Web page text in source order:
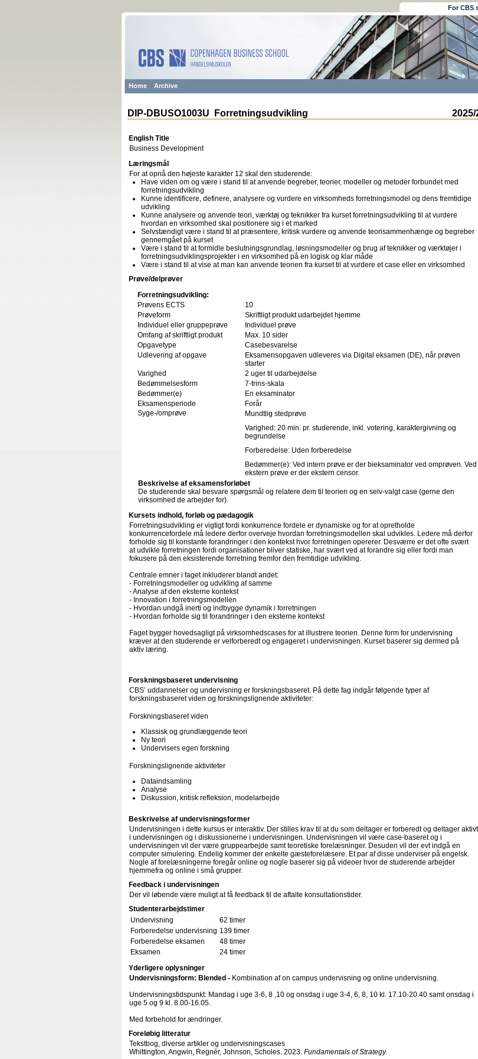
For CBS
Home Archive
2025/
DIP-DBUSO1003U Forretningsudvikling
English Title
Business Development
Læringsmål
For at opnå den højeste karakter 12 skal den studerende:
Have viden om og være i stand til at anvende begreber, teorier, modeller og metoder forbundet med
forretningsudvikling
Kunne identificere, definere, analysere og vurdere en virksomheds forretningsmodel og dens fremtidige
udvikling
Kunne analysere og anvende teori, værktøj og teknikker fra kurset forretningsudvikling til at vurdere
hvordan en virksomhed skal positionere sig i et marked
Selvstændigt være i stand til at præsentere, kritisk vurdere og anvende teorisammenhænge og begreber
gennemgået på kurset
Være i stand til at formidle beslutningsgrundlag, løsningsmodeller og brug af teknikker og værktøjer i
forretningsudviklingsprojekter i en virksomhed på en logisk og klar måde
Være i stand til at vise at man kan anvende teorien fra kurset til at vurdere et case eller en virksomhed
Prøve/delprøver
Forretningsudvikling:
Prøvens ECTS
10
Prøveform
Skriftligt produkt udarbejdet hjemme
Individuel eller gruppeprøve
Individuel prøve
Omfang af skriftligt produkt
Max. 10 sider
Opgavetype
Casebesvarelse
Udlevering af opgave
Eksamensopgaven udleveres via Digital eksamen (DE), når prøven
starter
Varighed
2 uger til udarbejdelse
Bedømmelsesform
7-trins-skala
Bedømmer(e)
En eksaminator
Eksamensperiode
Forår
Syge-/omprøve
Mundtlig stedprøve
Varighed: 20 min. pr. studerende, inkl. votering, karaktergivning og
begrundelse
Forberedelse: Uden forberedelse
Bedømmer(e): Ved intern prøve er der bieksaminator ved omprøven. Ved
ekstern prøve er der ekstern censor.
Beskrivelse af eksamensforløbet
De studerende skal besvare spørgsmål og relatere dem til teorien og en selv-valgt case (gerne den
virksomhed de arbejder for).
Kursets indhold, forløb og pædagogik
Forretningsudvikling er vigtigt fordi konkurrence fordele er dynamiske og for at opretholde
konkurrencefordele må ledere derfor overveje hvordan forretningsmodellen skal udvikles. Ledere må derfor
forholde sig til konstante forandringer i den kontekst hvor forretningen opererer. Desværre er det ofte svært
at udvikle forretningen fordi organisationer bliver statiske, har svært ved at forandre sig eller fordi man
fokusere på den eksisterende forretning fremfor den fremtidige udvikling.
Centrale emner i faget inkluderer blandt andet:
- Forretningsmodeller og udvikling af samme
- Analyse af den eksterne kontekst
- Innovation i forretningsmodellen
- Hvordan undgå inerti og indbygge dynamik i forretningen
- Hvordan forholde sig til forandringer i den eksterne kontekst
Faget bygger hovedsagligt på virksomhedscases for at illustrere teorien. Denne form for undervisning
kræver at den studerende er velforberedt og engageret i undervisningen. Kurset baserer sig dermed på
aktiv læring.
Forskningsbaseret undervisning
CBS’ uddannelser og undervisning er forskningsbaseret. På dette fag indgår følgende typer af
forskningsbaseret viden og forskningslignende aktiviteter:
Forskningsbaseret viden
Klassisk og grundlæggende teori
Ny teori
Undervisers egen forskning
Forskningslignende aktiviteter
Dataindsamling
Analyse
Diskussion, kritisk refleksion, modelarbejde
Beskrivelse af undervisningsformer
Undervisningen i dette kursus er interaktiv. Der stilles krav til at du som deltager er forberedt og deltager aktivt
i undervisningen og i diskussionerne i undervisningen. Undervisningen vil være case-baseret og i
undervisningen vil der være gruppearbejde samt teoretiske forelæsninger. Desuden vil der evt indgå en
computer simulering. Endelig kommer der enkelte gæsteforelæsere. Et par af disse underviser på engelsk.
Nogle af forelæsningerne foregår online og nogle baserer sig på videoer hvor de studerende arbejder
hjemmefra og online i små grupper.
Feedback i undervisningen
Der vil løbende være muligt at få feedback til de aftalte konsultationstider.
Studenterarbejdstimer
Undervisning
62 timer
Forberedelse undervisning 139 timer
Forberedelse eksamen
48 timer
Eksamen
24 timer
Yderligere oplysninger
Undervisningsform: Blended - Kombination af on campus undervisning og online undervisning.
Undervisningstidspunkt: Mandag i uge 3-6, 8 ,10 og onsdag i uge 3-4, 6, 8, 10 kl. 17.10-20.40 samt onsdag i
uge 5 og 9 kl. 8.00-16.05.
Med forbehold for ændringer.
Foreløbig litteratur
Tekstbog, diverse artikler og undervisningscases
Whittington, Angwin, Regnér, Johnson, Scholes. 2023. Fundamentals of Strategy.